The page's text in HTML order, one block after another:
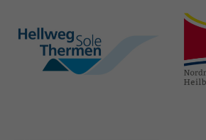
hellweg-sole-
thermen.de